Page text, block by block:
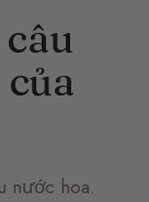
nước hoa.